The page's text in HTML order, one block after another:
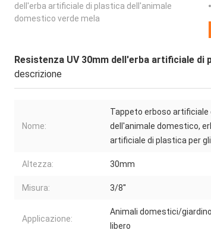
dell'erba artificiale di plastica dell'animale
domestico verde mela
Resistenza UV 30mm dell'erba artificiale
descrizione
Nome:
Tappeto erboso artificiale
dell'animale domestico,
artificiale di plastica per
Altezza: 30mm
Misura: 3/8''
Applicazione:
Animali domestici/
libero